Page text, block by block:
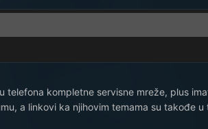
kompletne servisne mreže, plus
a linkovi ka njihovim temama su takođe